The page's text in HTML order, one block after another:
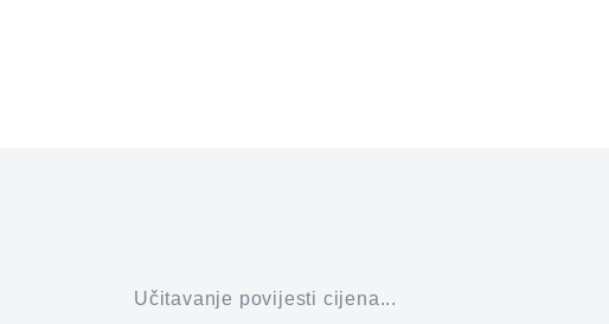
Učitavanje povijesti cijena...